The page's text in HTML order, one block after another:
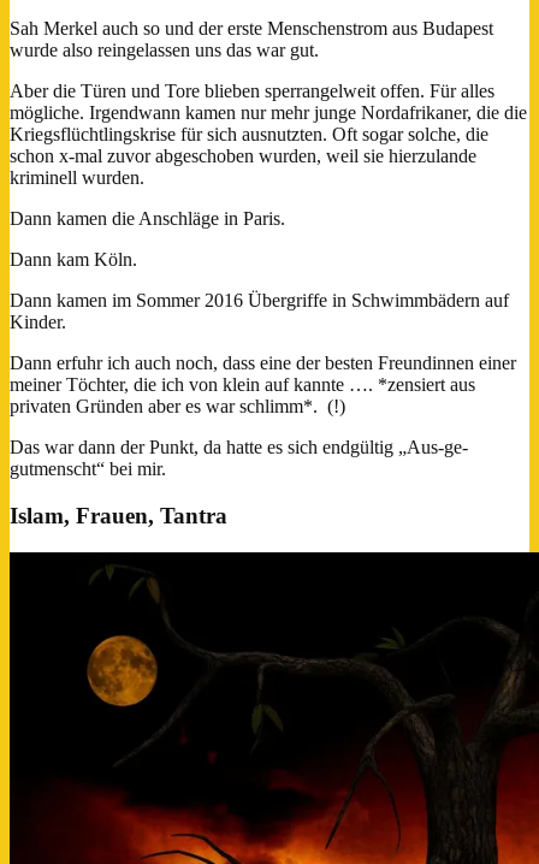
Sah Merkel auch so und der erste Menschenstrom aus Budapest
wurde also reingelassen uns das war gut.
Aber die Türen und Tore blieben sperrangelweit offen. Für alles
mögliche. Irgendwann kamen nur mehr junge Nordafrikaner, die die
Kriegsflüchtlingskrise für sich ausnutzten. Oft sogar solche, die
schon x-mal zuvor abgeschoben wurden, weil sie hierzulande
kriminell wurden.
Dann kamen die Anschläge in Paris.
Dann kam Köln.
Dann kamen im Sommer 2016 Übergriffe in Schwimmbädern auf
Kinder.
Dann erfuhr ich auch noch, dass eine der besten Freundinnen einer
meiner Töchter, die ich von klein auf kannte …. *zensiert aus
privaten Gründen aber es war schlimm*. (!)
Das war dann der Punkt, da hatte es sich endgültig „Aus-ge-
gutmenscht“ bei mir.
Islam, Frauen, Tantra